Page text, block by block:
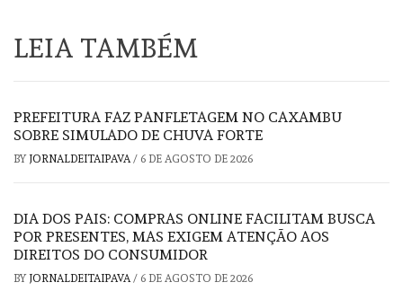
LEIA TAMBÉM
PREFEITURA FAZ PANFLETAGEM NO CAXAMBU
SOBRE SIMULADO DE CHUVA FORTE
BY JORNALDEITAIPAVA/ 6 DE AGOSTO DE 2026
DIA DOS PAIS: COMPRAS ONLINE FACILITAM BUSCA
POR PRESENTES, MAS EXIGEM ATENÇÃO AOS
DIREITOS DO CONSUMIDOR
BY JORNALDEITAIPAVA/ 6 DE AGOSTO DE 2026